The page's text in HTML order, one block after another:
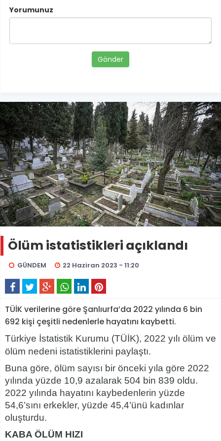
Yorumunuz
Gönder
Ölüm istatistikleri açıklandı
GÜNDEM 22 Haziran 2023 - 11:20
TÜİK verilerine göre Şanlıurfa’da 2022 yılında 6 bin
692 kişi çeşitli nedenlerle hayatını kaybetti.
Türkiye İstatistik Kurumu (TÜİK), 2022 yılı ölüm ve
ölüm nedeni istatistiklerini paylaştı.
Buna göre, ölüm sayısı bir önceki yıla göre 2022
yılında yüzde 10,9 azalarak 504 bin 839 oldu.
2022 yılında hayatını kaybedenlerin yüzde
54,6’sını erkekler, yüzde 45,4’ünü kadınlar
oluşturdu.
KABA ÖLÜM HIZI